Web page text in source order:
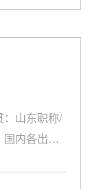
外国语言学
“十二五”
于语言智
的提升研
育学会“十
：山东职称/
内各出版